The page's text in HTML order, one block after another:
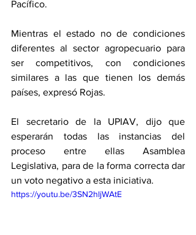
Pacífico.
Mientras el estado no de condiciones
diferentes al sector agropecuario para
ser competitivos, con condiciones
similares a las que tienen los demás
países, expresó Rojas.
El secretario de la UPIAV, dijo que
esperarán todas las instancias del
proceso entre ellas Asamblea
Legislativa, para de la forma correcta dar
un voto negativo a esta iniciativa.
https://youtu.be/3SN2hljWAtE